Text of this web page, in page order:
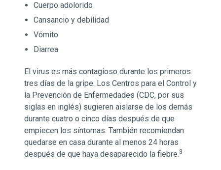
Cuerpo adolorido
Cansancio y debilidad
Vómito
Diarrea
El virus es más contagioso durante los primeros
tres días de la gripe. Los Centros para el Control y
la Prevención de Enfermedades (CDC, por sus
siglas en inglés) sugieren aislarse de los demás
durante cuatro o cinco días después de que
empiecen los síntomas. También recomiendan
quedarse en casa durante al menos 24 horas
después de que haya desaparecido la fiebre.3